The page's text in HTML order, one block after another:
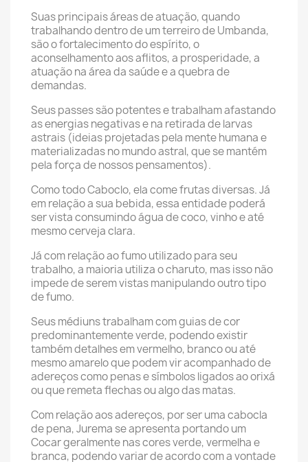
Suas principais áreas de atuação, quando
trabalhando dentro de um terreiro de Umbanda,
são o fortalecimento do espírito, o
aconselhamento aos aflitos, a prosperidade, a
atuação na área da saúde e a quebra de
demandas.
Seus passes são potentes e trabalham afastando
as energias negativas e na retirada de larvas
astrais (ideias projetadas pela mente humana e
materializadas no mundo astral, que se mantém
pela força de nossos pensamentos).
Como todo Caboclo, ela come frutas diversas. Já
em relação a sua bebida, essa entidade poderá
ser vista consumindo água de coco, vinho e até
mesmo cerveja clara.
Já com relação ao fumo utilizado para seu
trabalho, a maioria utiliza o charuto, mas isso não
impede de serem vistas manipulando outro tipo
de fumo.
Seus médiuns trabalham com guias de cor
predominantemente verde, podendo existir
também detalhes em vermelho, branco ou até
mesmo amarelo que podem vir acompanhado de
adereços como penas e símbolos ligados ao orixá
ou que remeta flechas ou algo das matas.
Com relação aos adereços, por ser uma cabocla
de pena, Jurema se apresenta portando um
Cocar geralmente nas cores verde, vermelha e
branca, podendo variar de acordo com a vontade